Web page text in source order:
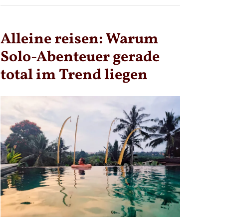
Alleine reisen: Warum
Solo-Abenteuer gerade
total im Trend liegen